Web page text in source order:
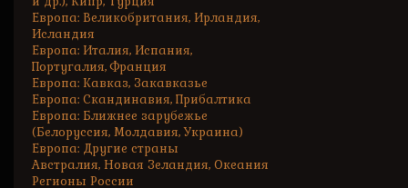
Европа: Великобритания, Ирландия,
Исландия
Европа: Италия, Испания,
Португалия, Франция
Европа: Кавказ, Закавказье
Европа: Скандинавия, Прибалтика
Европа: Ближнее зарубежье
(Белоруссия, Молдавия, Украина)
Европа: Другие страны
Австралия, Новая Зеландия, Океания
Регионы России